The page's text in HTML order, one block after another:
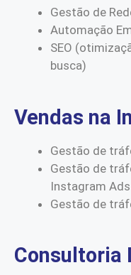
Gestão de
Automação
SEO
busca)
Vendas na
Gestão de
Gestão de
Instagram Ads
Gestão de
Consultoria